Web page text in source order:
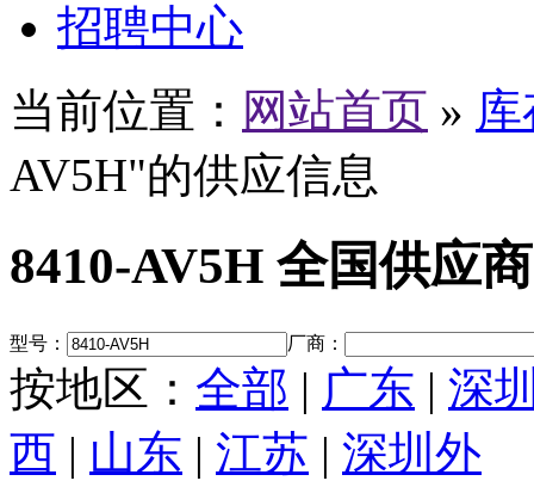
招聘中心
当前位置： 网站首页 »
AV5H"的供应信息
8410-AV5H 全国供应
型号： 厂商：
按地区： 全部 | 广东 | 深
西 | 山东 | 江苏 | 深圳外